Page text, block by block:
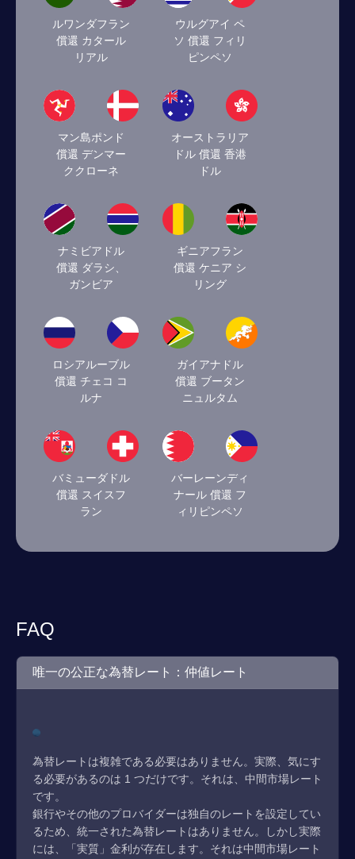
ルワンダフラン
償還 カタール
リアル
ウルグアイ ペ
ソ 償還 フィリ
ピンペソ
マン島ポンド
償還 デンマー
ククローネ
オーストラリア
ドル 償還 香港
ドル
ナミビアドル
償還 ダラシ、
ガンビア
ギニアフラン
償還 ケニア シ
リング
ロシアルーブル
償還 チェコ コ
ルナ
ガイアナドル
償還 ブータン
ニュルタム
バミューダドル
償還 スイスフ
ラン
バーレーンディ
ナール 償還 フ
ィリピンペソ
FAQ
唯一の公正な為替レート：仲値レート
為替レートは複雑である必要はありません。実際、気にす
る必要があるのは 1 つだけです。それは、中間市場レート
です。
銀行やその他のプロバイダーは独自のレートを設定してい
るため、統一された為替レートはありません。しかし実際
には、「実質」金利が存在します。それは中間市場レート